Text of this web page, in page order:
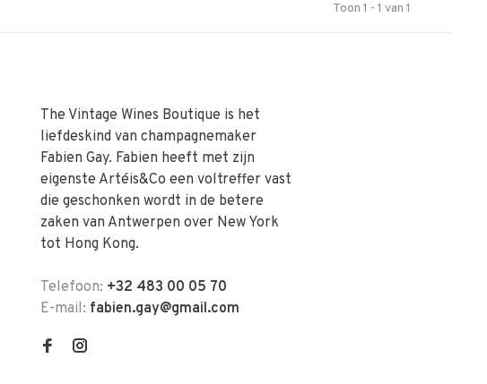
Toon 1 - 1 van 1
The Vintage Wines Boutique is het
liefdeskind van champagnemaker
Fabien Gay. Fabien heeft met zijn
eigenste Artéis&Co een voltreffer vast
die geschonken wordt in de betere
zaken van Antwerpen over New York
tot Hong Kong.
Telefoon: +32 483 00 05 70
E-mail: fabien.gay@gmail.com